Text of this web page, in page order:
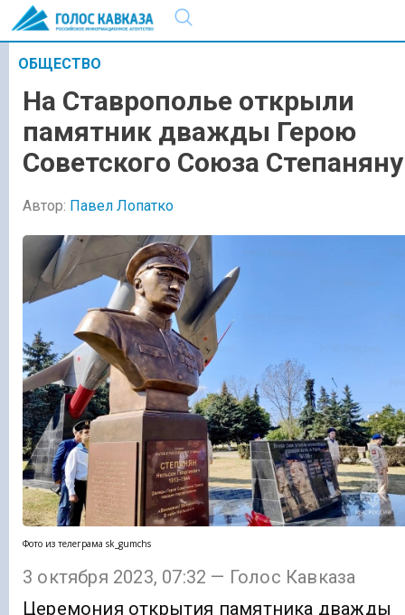
ОБЩЕСТВО
На Ставрополье открыли
памятник дважды Герою
Советского Союза Степаняну
Автор: Павел Лопатко
Фото из телеграма sk_gumchs
3 октября 2023, 07:32 — Голос Кавказа
Церемония открытия памятника дважды